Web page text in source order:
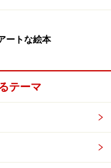
ートな絵本
テーマ